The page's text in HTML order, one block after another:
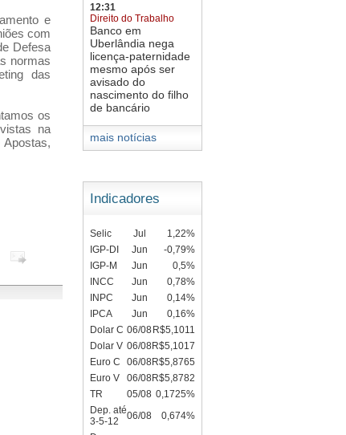
e
com
Defesa
normas
das
os
na
12:31
Direito do Trabalho
Banco em
Uberlândia nega
licença-paternidade
mesmo após ser
avisado do
nascimento do filho
de bancário
mais notícias
Indicadores
Selic Jul
1,22%
IGP-DI
Jun
-0,79%
IGP-M
Jun
0,5%
INCC
Jun
0,78%
INPC
Jun
0,14%
IPCA
Jun
0,16%
Dolar C 06/08 R$5,1011
Dolar V 06/08R$5,1017
Euro C
06/08R$5,8765
Euro V
06/08R$5,8782
TR
05/08 0,1725%
Dep. até
3-5-12
06/08
0,674%